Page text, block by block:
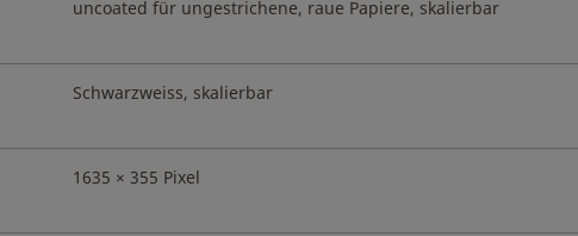
uncoated für ungestrichene, raue Papiere, skalierbar
Schwarzweiss, skalierbar
1635 × 355 Pixel